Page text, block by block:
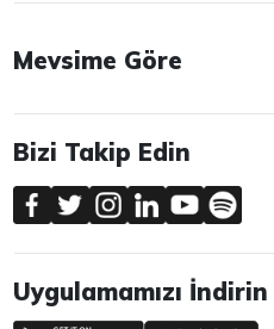
Mevsime Göre
Bizi Takip Edin
Uygulamamızı İndirin